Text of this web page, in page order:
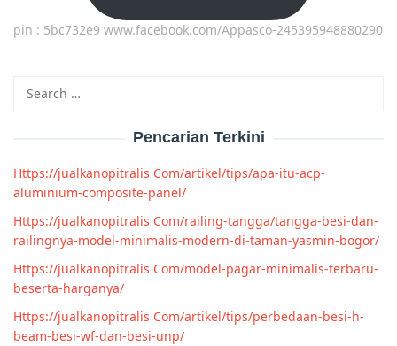
pin : 5bc732e9 www.facebook.com/Appasco-245395948880290
Pencarian Terkini
Https://jualkanopitralis Com/artikel/tips/apa-itu-acp-
aluminium-composite-panel/
Https://jualkanopitralis Com/railing-tangga/tangga-besi-dan-
railingnya-model-minimalis-modern-di-taman-yasmin-bogor/
Https://jualkanopitralis Com/model-pagar-minimalis-terbaru-
beserta-harganya/
Https://jualkanopitralis Com/artikel/tips/perbedaan-besi-h-
beam-besi-wf-dan-besi-unp/